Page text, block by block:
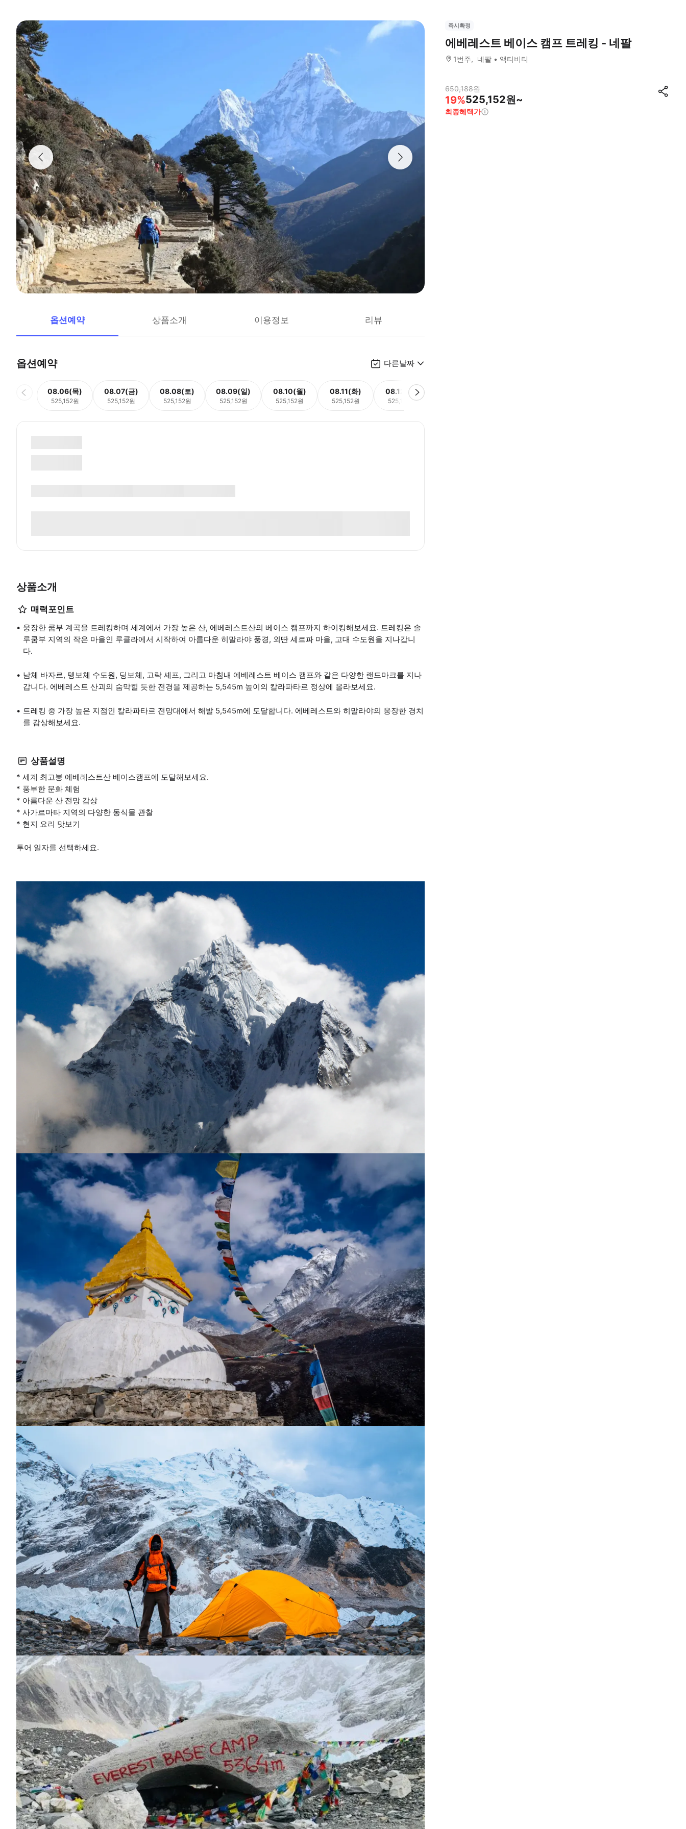
옵션예약 상품소개 이용정보 리뷰
옵션예약 다른날짜
08.06(목)
525,152원
08.07(금)
525,152원
08.08(토)
525,152원
08.09(일)
525,152원
08.10(월)
525,152원
08.11(화)
525,152원
08.12(수)
525,152원
상품소개
매력포인트
웅장한 쿰부 계곡을 트레킹하며 세계에서 가장 높은 산, 에베레스트산의 베이스 캠프까지 하이킹해보세요. 트레킹은 솔
루쿰부 지역의 작은 마을인 루클라에서 시작하여 아름다운 히말라야 풍경, 외딴 셰르파 마을, 고대 수도원을 지나갑니
다.
남체 바자르, 텡보체 수도원, 딩보체, 고락 셰프, 그리고 마침내 에베레스트 베이스 캠프와 같은 다양한 랜드마크를 지나
갑니다. 에베레스트 산괴의 숨막힐 듯한 전경을 제공하는 5,545m 높이의 칼라파타르 정상에 올라보세요.
트레킹 중 가장 높은 지점인 칼라파타르 전망대에서 해발 5,545m에 도달합니다. 에베레스트와 히말라야의 웅장한 경치
를 감상해보세요.
상품설명
* 세계 최고봉 에베레스트산 베이스캠프에 도달해보세요.
* 풍부한 문화 체험
* 아름다운 산 전망 감상
* 사가르마타 지역의 다양한 동식물 관찰
* 현지 요리 맛보기
투어 일자를 선택하세요.
즉시확정
에베레스트 베이스 캠프 트레킹 - 네팔
1번주 네팔 액티비티
650,188원
19%525,152원~
최종혜택가